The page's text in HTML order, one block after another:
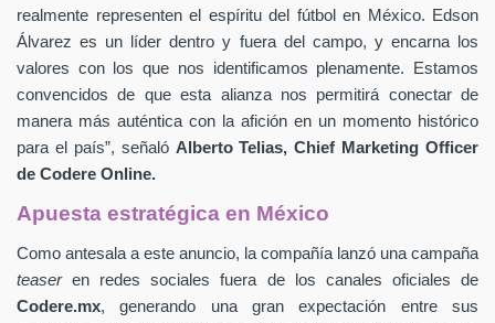
realmente representen el espíritu del fútbol en México. Edson
Álvarez es un líder dentro y fuera del campo, y encarna los
valores con los que nos identificamos plenamente. Estamos
convencidos de que esta alianza nos permitirá conectar de
manera más auténtica con la afición en un momento histórico
para el país”, señaló Alberto Telias,Chief Marketing Officer
de Codere Online.
Apuesta estratégica en México
Como antesala a este anuncio, la compañía lanzó una campaña
teaseren redes sociales fuera de los canales oficiales de
Codere.mx,
generando una gran expectación entre sus